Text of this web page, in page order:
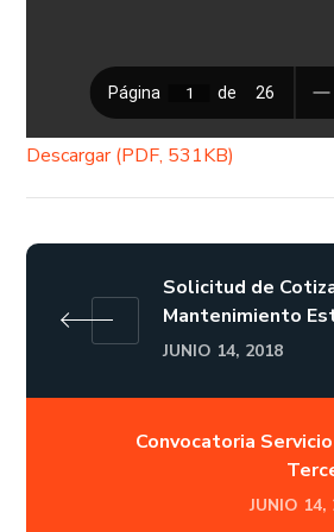
Descargar (PDF, 531KB)
Solicitud de
Mantenimiento
JUNIO 14, 2018
Convocatoria
JUNIO 14,